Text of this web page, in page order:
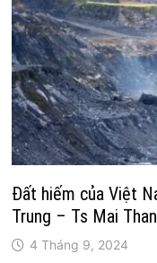
Đất hiếm của Việt
Trung – Ts Mai
4 Tháng 9, 2024